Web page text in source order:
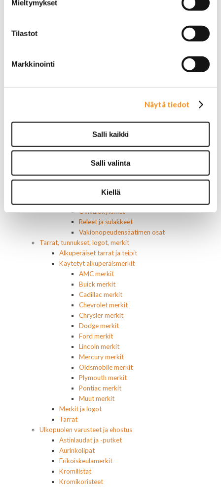
Mieltymykset
Tilastot
Markkinointi
Näytä tiedot
Salli kaikki
Salli valinta
Kiellä
Startit ja startin osat
Ajovalokytkimet
Jarruvalokytkimet
Keskuslukon kytkimet
Lämmityslaitteen osat
Muut kytkimet ja sähköosat
Ovivalokykimet
Releet ja sulakkeet
Vakionopeudensäätimen osat
Tarrat, tunnukset, logot, merkit
Alkuperäiset tarrat ja teipit
Käytetyt alkuperäismerkit
AMC merkit
Buick merkit
Cadillac merkit
Chevrolet merkit
Chrysler merkit
Dodge merkit
Ford merkit
Lincoln merkit
Mercury merkit
Oldsmobile merkit
Plymouth merkit
Pontiac merkit
Muut merkit
Merkit ja logot
Tarrat
Ulkopuolen varusteet ja ehostus
Astinlaudat ja -putket
Aurinkolipat
Erikoiskeulamerkit
Kromilistat
Kromikoristeet